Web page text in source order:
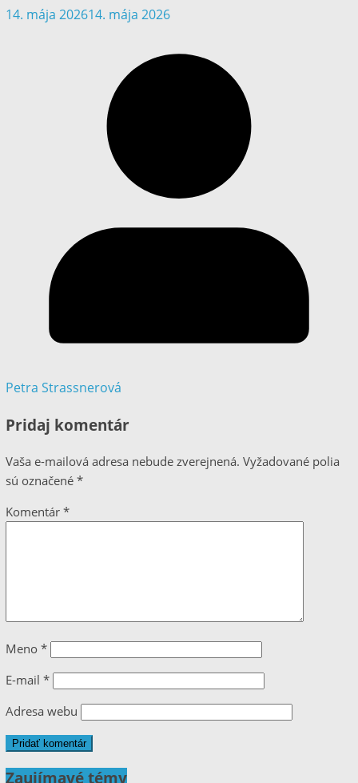
14. mája 202614. mája 2026
Petra Strassnerová
Pridaj komentár
Vaša e-mailová adresa nebude zverejnená. Vyžadované polia
sú označené *
Komentár *
Meno *
E-mail *
Adresa webu
Zaujímavé témy